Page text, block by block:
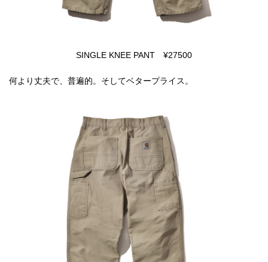
SINGLE KNEE PANT ¥27500
何より丈夫で、普遍的。そしてベタープライス。